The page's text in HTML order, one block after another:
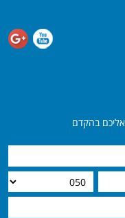
אליכם בהקדם